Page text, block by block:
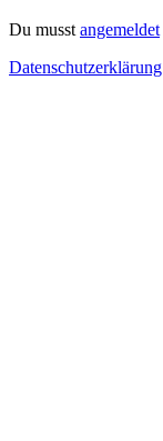
Du musst angemeldet
Datenschutzerklärung